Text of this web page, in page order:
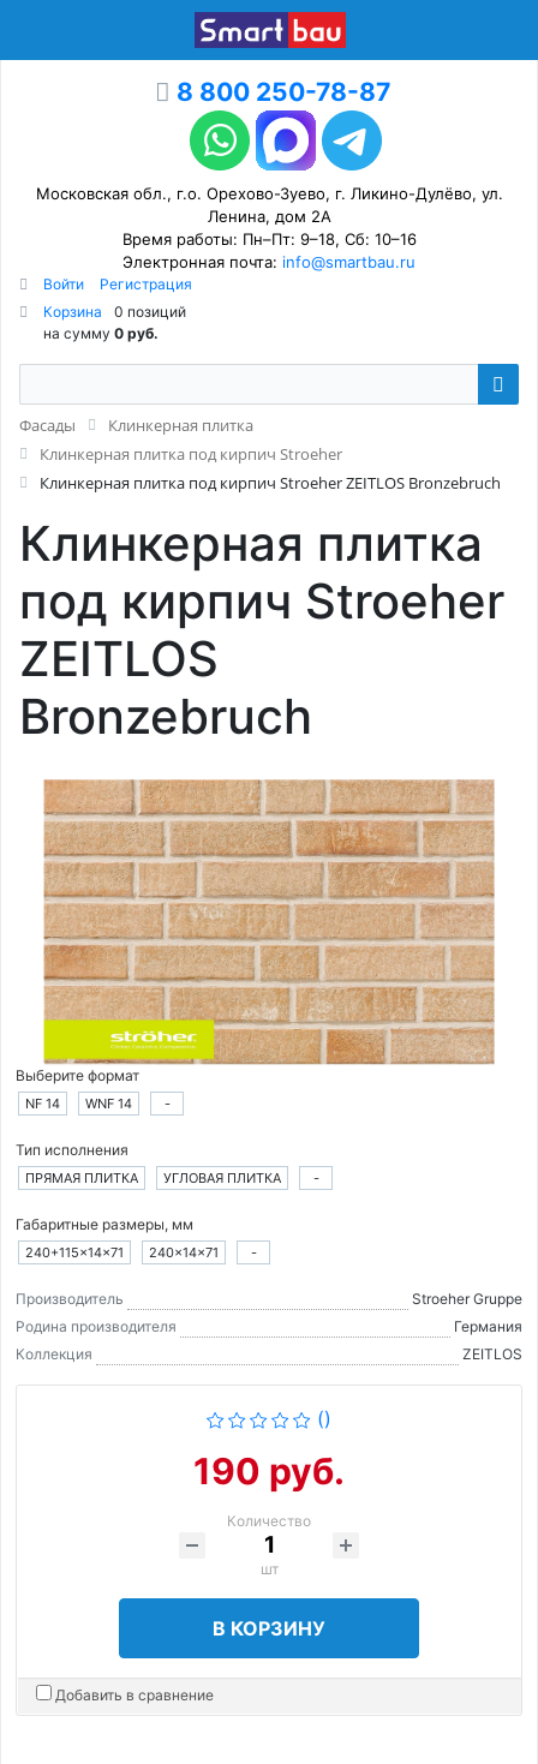
8 800 250-78-87
Московская обл., г.о. Орехово-Зуево, г. Ликино-Дулёво, ул.
Ленина, дом 2А
Время работы: Пн–Пт: 9–18, Сб: 10–16
Электронная почта: info@smartbau.ru
Войти
Регистрация
Корзина
0 позиций
на сумму 0 руб.
Фасады
Клинкерная плитка
Клинкерная плитка под кирпич Stroeher
Клинкерная плитка под кирпич Stroeher ZEITLOS Bronzebruch
Клинкерная плитка
под кирпич Stroeher
ZEITLOS
Bronzebruch
Выберите формат
NF 14 WNF 14 -
Тип исполнения
ПРЯМАЯ ПЛИТКА УГЛОВАЯ ПЛИТКА -
Габаритные размеры, мм
240+115×14×71 240×14×71 -
Производитель
Stroeher Gruppe
Родина производителя
Германия
Коллекция
ZEITLOS
()
190 руб.
Количество
шт
В КОРЗИНУ
Добавить в сравнение